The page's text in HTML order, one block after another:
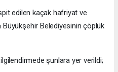
edilen kaçak hafriyat ve
Belediyesinin çöplük
şunlara yer verildi;